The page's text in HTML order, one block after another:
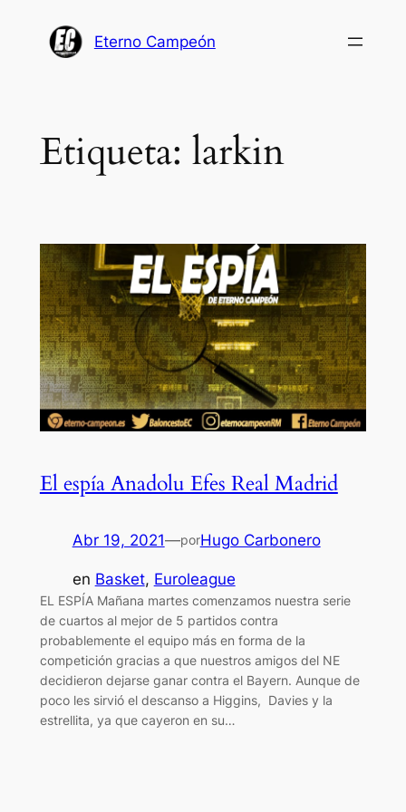
Eterno Campeón
Etiqueta: larkin
El espía Anadolu Efes Real Madrid
Abr 19, 2021—porHugo Carbonero
en Basket, Euroleague
EL ESPÍA Mañana martes comenzamos nuestra serie
de cuartos al mejor de 5 partidos contra
probablemente el equipo más en forma de la
competición gracias a que nuestros amigos del NE
decidieron dejarse ganar contra el Bayern. Aunque de
poco les sirvió el descanso a Higgins, Davies y la
estrellita, ya que cayeron en su…